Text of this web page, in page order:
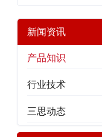
新闻资讯
产品知识
行业技术
三思动态